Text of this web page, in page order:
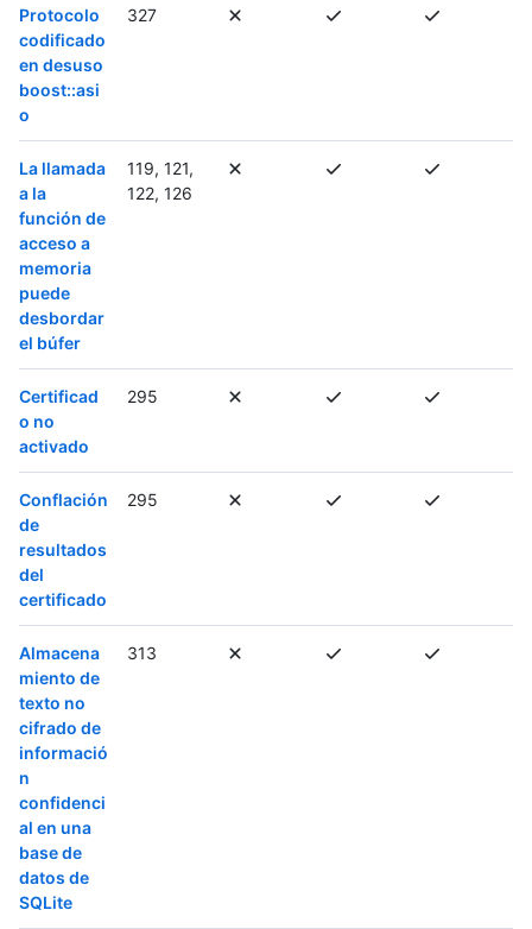
Protocolo
codificado
en desuso
boost::asi
o
327
La llamada
a la
función de
acceso a
memoria
puede
desbordar
el búfer
119, 121,
122, 126
Certificad
o no
activado
295
Conflación
de
resultados
del
certificado
295
Almacena
miento de
texto no
cifrado de
informació
n
confidenci
al en una
base de
datos de
SQLite
313